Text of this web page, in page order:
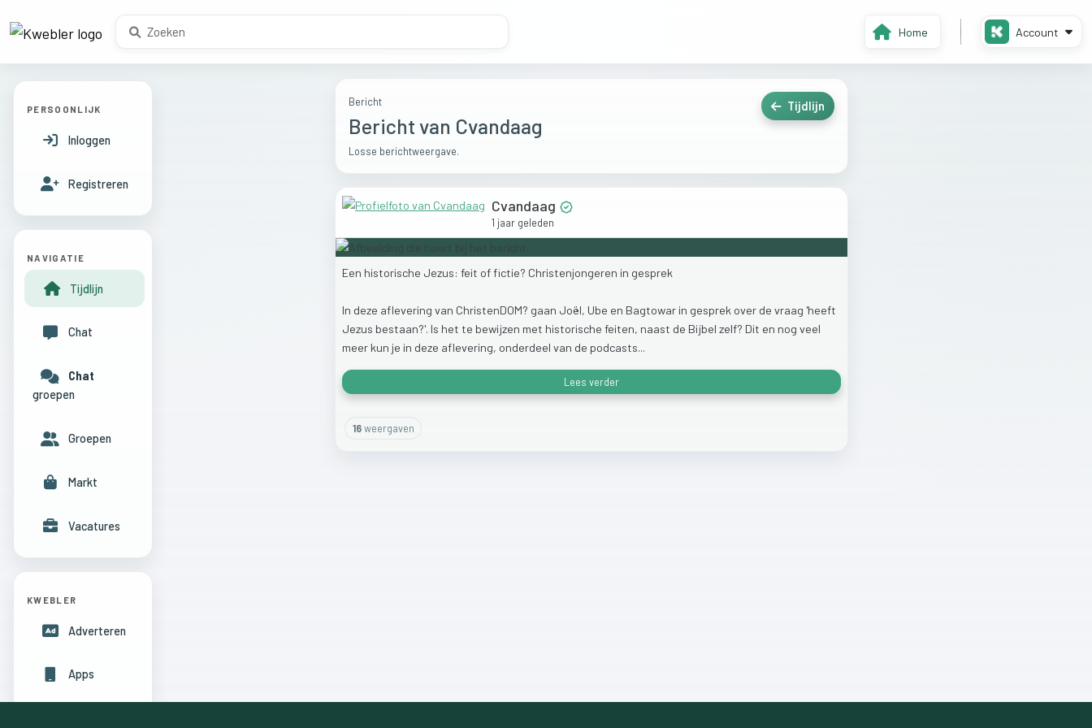
Home Account
Bericht
Bericht van Cvandaag
Losse berichtweergave.
Tijdlijn
Cvandaag
1 jaar geleden
Een historische Jezus: feit offictie? Christenjongeren in gesprek
In deze aflevering van ChristenDOM? gaan Joël, Ube en Bagtowar in gesprek over de vraag 'heeft
Jezus bestaan?'. Is het te bewijzen met historische feiten, naast de Bijbel zelf? Dit en nog veel
meer kun je in deze aflevering, onderdeel van de podcasts...
Lees verder
16weergaven
PERSOONLIJK
Inloggen
Registreren
NAVIGATIE
Tijdlijn
Chat
Chat
groepen
Groepen
Markt
Vacatures
KWEBLER
Adverteren
Apps